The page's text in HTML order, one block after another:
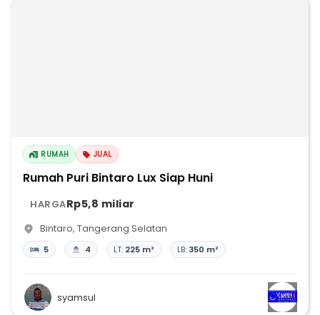
RUMAH JUAL
Rumah Puri Bintaro Lux Siap Huni
HARGARp5,8 miliar
Bintaro, Tangerang Selatan
5 4 LT: 225 m² LB: 350 m²
syamsul